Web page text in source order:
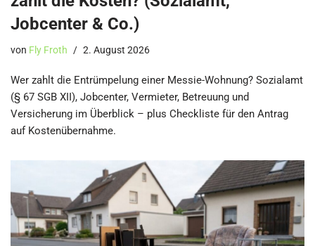
Jobcenter & Co.)
von Fly Froth 2. August 2026
Wer zahlt die Entrümpelung einer Messie-Wohnung? Sozialamt
(§ 67 SGB XII), Jobcenter, Vermieter, Betreuung und
Versicherung im Überblick – plus Checkliste für den Antrag
auf Kostenübernahme.